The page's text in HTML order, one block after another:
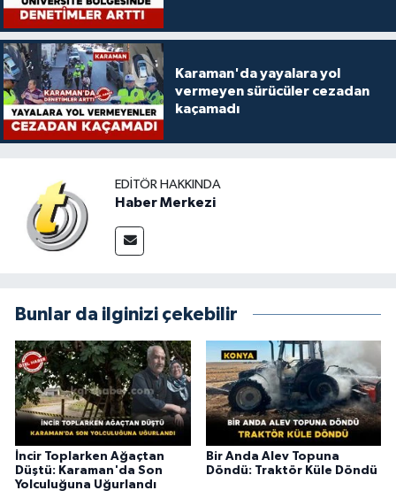
Karaman'da yayalara yol
vermeyen sürücüler cezadan
kaçamadı
EDITÖR HAKKINDA
Haber Merkezi
Bunlar da ilginizi çekebilir
İncir Toplarken Ağaçtan
Düştü: Karaman'da Son
Yolculuğuna Uğurlandı
Bir Anda Alev Topuna
Döndü: Traktör Küle Döndü